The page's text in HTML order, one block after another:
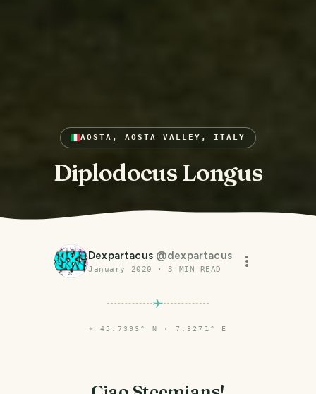
AOSTA, AOSTA VALLEY, ITALY
Diplodocus Longus
Dexpartacus @dexpartacus
January 2020 ·3 MIN READ
⌖ 45.7393° N · 7.3271° E